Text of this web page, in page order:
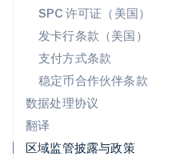
SPC 许可证（美国）
发卡行条款（美国）
支付方式条款
稳定币合作伙伴条款
数据处理协议
翻译
区域监管披露与政策
斯洛文尼亚
泰国
ไทยEnglish
希腊
English
西班牙
新加坡